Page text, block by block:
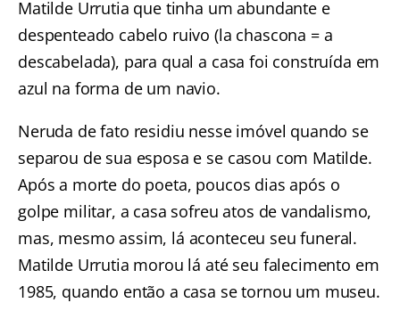
Matilde Urrutia que tinha um abundante e
despenteado cabelo ruivo (la chascona = a
descabelada), para qual a casa foi construída em
azul na forma de um navio.
Neruda de fato residiu nesse imóvel quando se
separou de sua esposa e se casou com Matilde.
Após a morte do poeta, poucos dias após o
golpe militar, a casa sofreu atos de vandalismo,
mas, mesmo assim, lá aconteceu seu funeral.
Matilde Urrutia morou lá até seu falecimento em
1985, quando então a casa se tornou um museu.